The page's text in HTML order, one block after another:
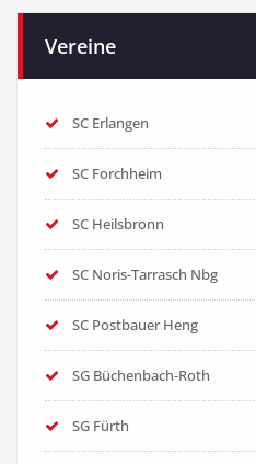
Vereine
SC Erlangen
SC Forchheim
SC Heilsbronn
SC Noris-Tarrasch Nbg
SC Postbauer Heng
SG Büchenbach-Roth
SG Fürth